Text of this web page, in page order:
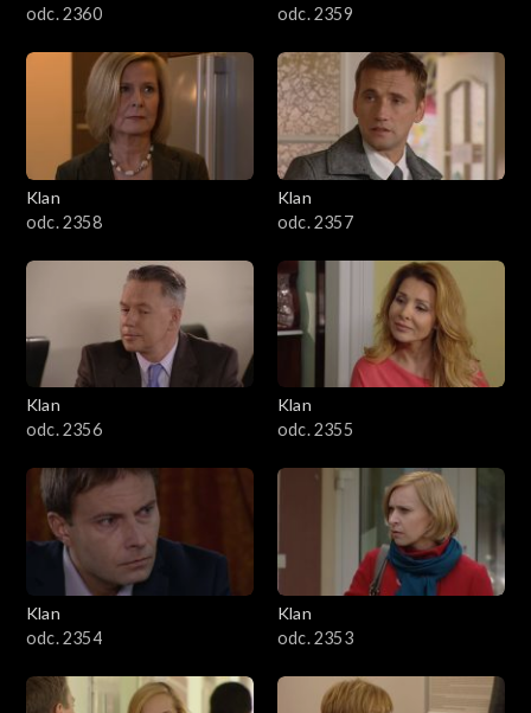
odc. 2360
odc. 2359
Klan
odc. 2358
Klan
odc. 2357
Klan
odc. 2356
Klan
odc. 2355
Klan
odc. 2354
Klan
odc. 2353